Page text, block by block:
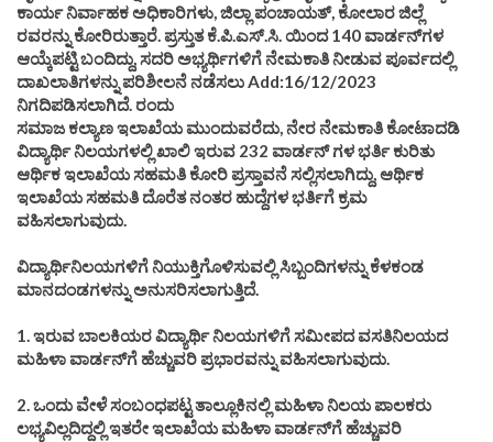
ಕಾರ್ಯ ನಿರ್ವಾಹಕ ಅಧಿಕಾರಿಗಳು, ಜಿಲ್ಲಾ ಪಂಚಾಯತ್, ಕೋಲಾರ ಜಿಲ್ಲೆ
ರವರನ್ನು ಕೋರಿರುತ್ತಾರೆ. ಪ್ರಸ್ತುತ ಕೆ.ಪಿ.ಎಸ್.ಸಿ. ಯಿಂದ 140 ವಾರ್ಡನ್‌ಗಳ
ಆಯ್ಕೆಪಟ್ಟಿ ಬಂದಿದ್ದು, ಸದರಿ ಅಭ್ಯರ್ಥಿಗಳಿಗೆ ನೇಮಕಾತಿ ನೀಡುವ ಪೂರ್ವದಲ್ಲಿ
ದಾಖಲಾತಿಗಳನ್ನು ಪರಿಶೀಲನೆ ನಡೆಸಲು Add:16/12/2023
ನಿಗದಿಪಡಿಸಲಾಗಿದೆ. ರಂದು
ಸಮಾಜ ಕಲ್ಯಾಣ ಇಲಾಖೆಯ ಮುಂದುವರೆದು, ನೇರ ನೇಮಕಾತಿ ಕೋಟಾದಡಿ
ವಿದ್ಯಾರ್ಥಿ ನಿಲಯಗಳಲ್ಲಿ ಖಾಲಿ ಇರುವ 232 ವಾರ್ಡನ್ ಗಳ ಭರ್ತಿ ಕುರಿತು
ಆರ್ಥಿಕ ಇಲಾಖೆಯ ಸಹಮತಿ ಕೋರಿ ಪ್ರಸ್ತಾವನೆ ಸಲ್ಲಿಸಲಾಗಿದ್ದು, ಆರ್ಥಿಕ
ಇಲಾಖೆಯ ಸಹಮತಿ ದೊರೆತ ನಂತರ ಹುದ್ದೆಗಳ ಭರ್ತಿಗೆ ಕ್ರಮ
ವಹಿಸಲಾಗುವುದು.
ವಿದ್ಯಾರ್ಥಿನಿಲಯಗಳಿಗೆ ನಿಯುಕ್ತಿಗೊಳಿಸುವಲ್ಲಿ ಸಿಬ್ಬಂದಿಗಳನ್ನು ಕೆಳಕಂಡ
ಮಾನದಂಡಗಳನ್ನು ಅನುಸರಿಸಲಾಗುತ್ತಿದೆ.
1. ಇರುವ ಬಾಲಕಿಯರ ವಿದ್ಯಾರ್ಥಿ ನಿಲಯಗಳಿಗೆ ಸಮೀಪದ ವಸತಿನಿಲಯದ
ಮಹಿಳಾ ವಾರ್ಡನ್‌ಗೆ ಹೆಚ್ಚುವರಿ ಪ್ರಭಾರವನ್ನು ವಹಿಸಲಾಗುವುದು.
2. ಒಂದು ವೇಳೆ ಸಂಬಂಧಪಟ್ಟ ತಾಲ್ಲೂಕಿನಲ್ಲಿ ಮಹಿಳಾ ನಿಲಯ ಪಾಲಕರು
ಲಭ್ಯವಿಲ್ಲದಿದ್ದಲ್ಲಿ ಇತರೇ ಇಲಾಖೆಯ ಮಹಿಳಾ ವಾರ್ಡನ್‌ಗೆ ಹೆಚ್ಚುವರಿ